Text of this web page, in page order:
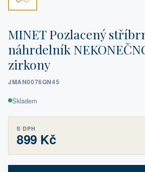
MINET Pozlacený
náhrdelník
zirkony
JMAN0076GN45
Skladem
S DPH
899 Kč